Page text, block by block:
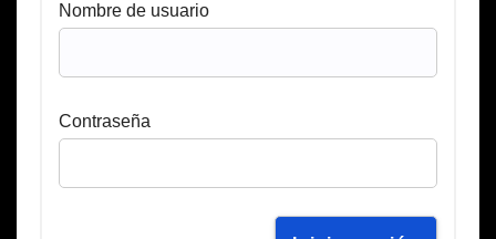
Nombre de usuario
Contraseña